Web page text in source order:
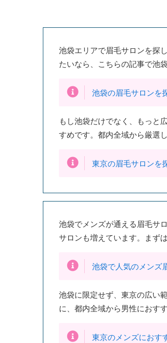
池袋エリアで眉毛サロンを探
たいなら、こちらの記事で池
池袋の眉毛サロンを
もし池袋だけでなく、もっと
すめです。都内全域から厳選
東京の眉毛サロンを
池袋でメンズが通える眉毛サ
サロンも増えています。まず
池袋で人気のメンズ
池袋に限定せず、東京の広い
に、都内全域から男性におす
東京のメンズにおす